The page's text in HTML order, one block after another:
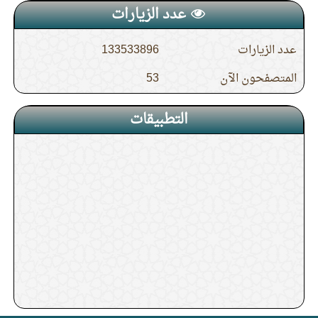
14.
الدرس (4) شرح حديث جابر في صفة حج
النبي صلى الله عليه وسلم
15.
الدرس (19) باب إذا رأى سيرا أو شيئا يكره
في الطواف قطعه
عدد الزيارات
عدد الزيارات
133533896
المتصفحون الآن
53
التطبيقات